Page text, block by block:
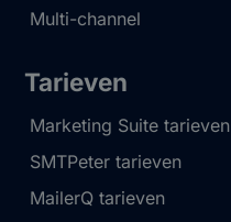
Multi-channel
Tarieven
Marketing Suite tarieven
SMTPeter tarieven
MailerQ tarieven